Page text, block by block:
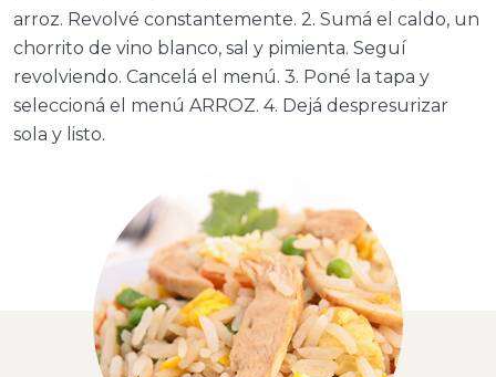
arroz. Revolvé constantemente. 2. Sumá el caldo, un
chorrito de vino blanco, sal y pimienta. Seguí
revolviendo. Cancelá el menú. 3. Poné la tapa y
seleccioná el menú ARROZ. 4. Dejá despresurizar
sola y listo.